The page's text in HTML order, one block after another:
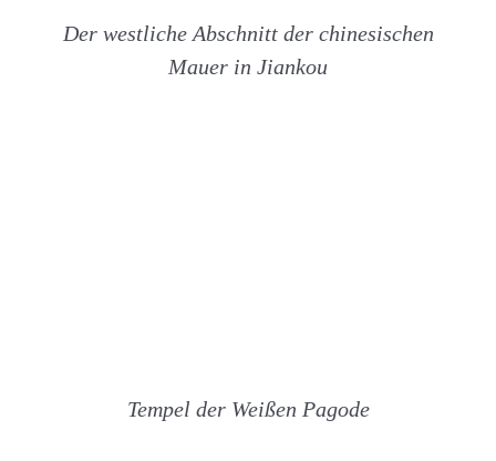
Der westliche Abschnitt der chinesischen
Mauer in Jiankou
Tempel der Weißen Pagode